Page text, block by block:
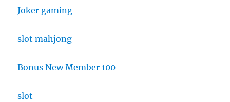
Joker gaming
slot mahjong
Bonus New Member 100
slot